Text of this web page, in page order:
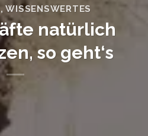
,WISSENSWERTES
natürlich
so geht‘s